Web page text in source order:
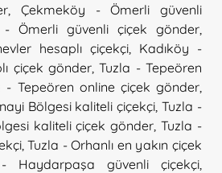
,Çekmeköy - Ömerli güvenli
- Ömerli güvenli çiçek gönder
hesaplı çiçekçi
Kadıköy -
çiçek gönder ,Tuzla - Tepeören
- Tepeören online çiçek gönder
Bölgesi kaliteli çiçekçi ,Tuzla -
kaliteli çiçek gönder ,Tuzla -
,Tuzla - Orhanlı en yakın çiçek
- Haydarpaşa güvenli çiçekçi